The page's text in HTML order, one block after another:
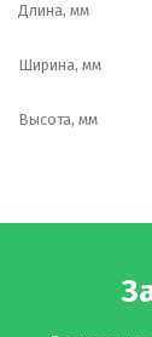
Длина, мм
Ширина, мм
Высота, мм